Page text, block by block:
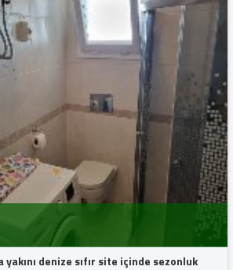
denize sıfır site içinde sezonluk